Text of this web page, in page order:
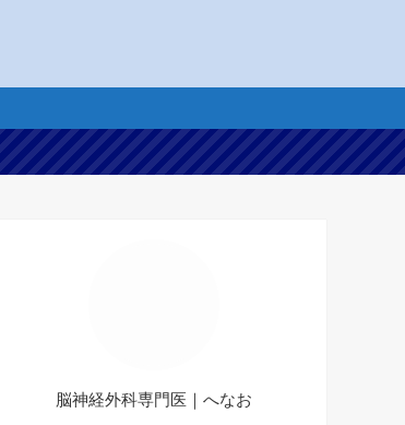
脳神経外科専門医｜へなお